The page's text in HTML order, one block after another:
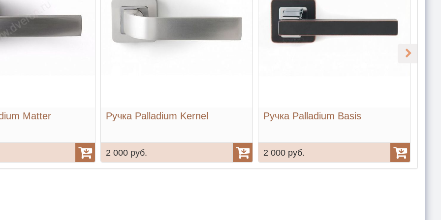
Matter Ручка Palladium Kernel
2 000 руб.
Ручка Palladium Basis
2 000 руб.